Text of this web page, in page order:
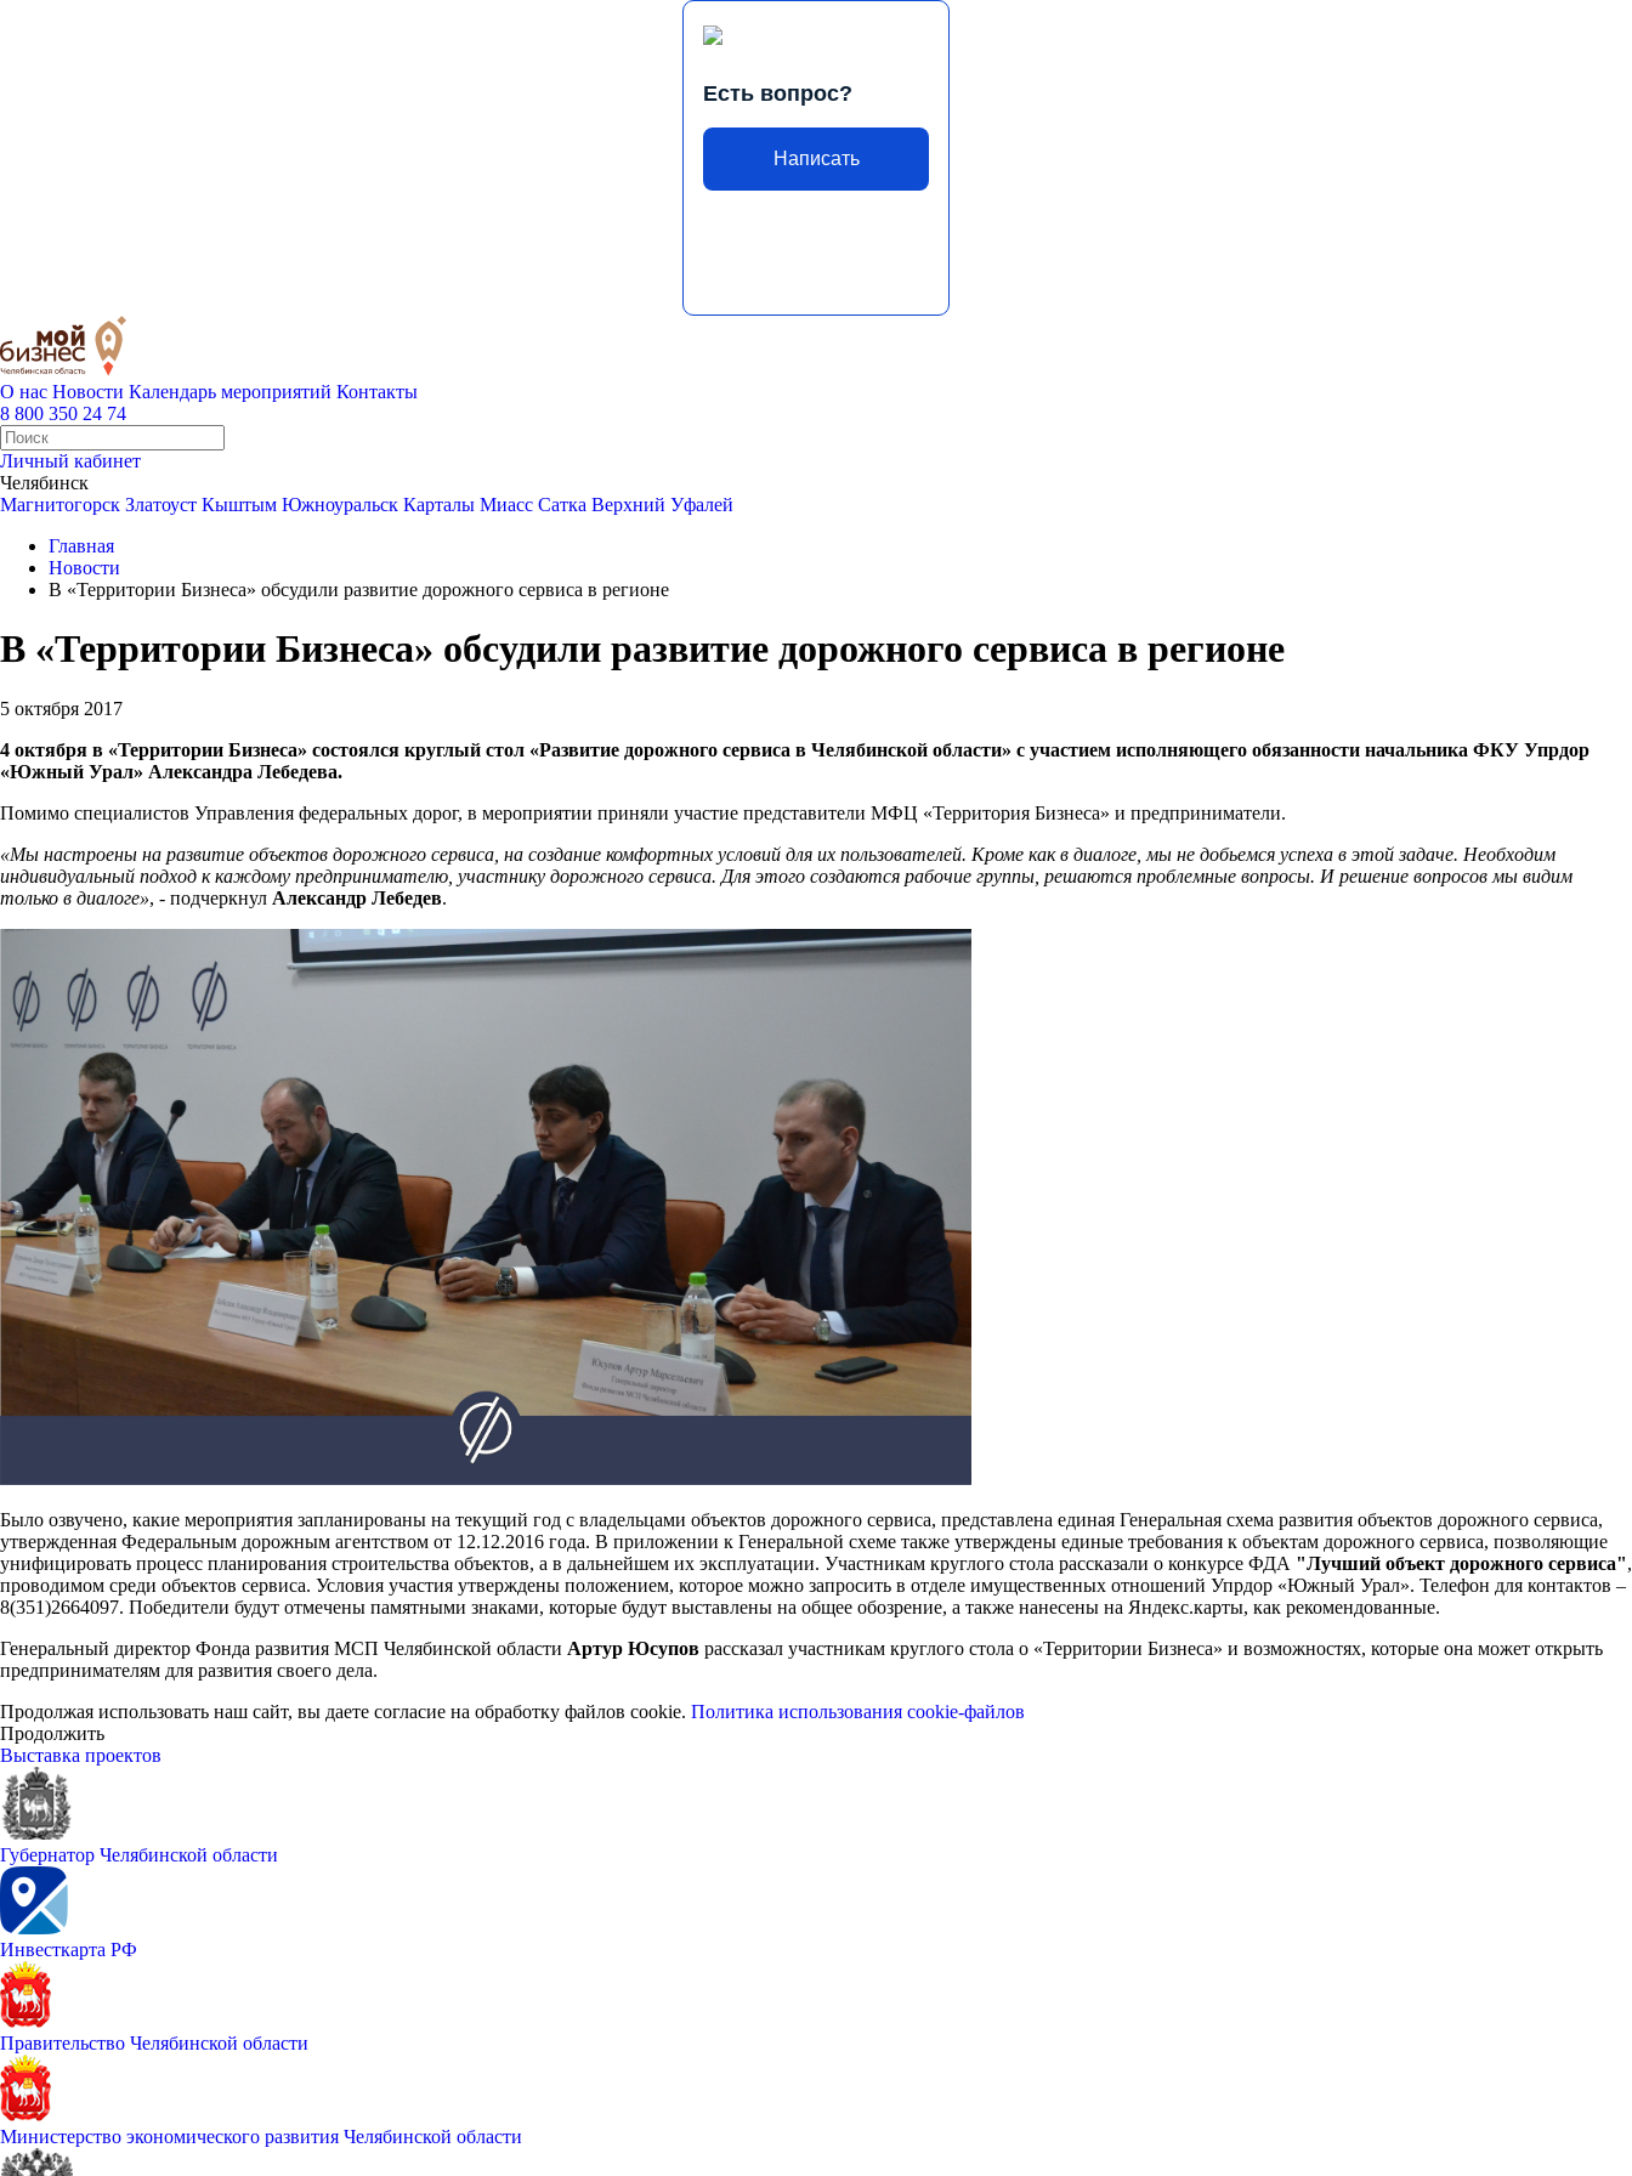
Есть вопрос?
Написать
О нас Новости Календарь мероприятий Контакты
8 800 350 24 74
Личный кабинет
Челябинск
Магнитогорск Златоуст Кыштым Южноуральск Карталы Миасс Сатка Верхний Уфалей
Главная
Новости
В «Территории Бизнеса» обсудили развитие дорожного сервиса в регионе
В «Территории Бизнеса» обсудили развитие дорожного сервиса в регионе
5 октября 2017
4 октября в «Территории Бизнеса» состоялся круглый стол «Развитие дорожного сервиса в Челябинской области» с участием исполняющего обязанности начальника ФКУ Упрдор
«Южный Урал» Александра Лебедева.
Помимо специалистов Управления федеральных дорог, в мероприятии приняли участие представители МФЦ «Территория Бизнеса» и предприниматели.
«Мы настроены на развитие объектов дорожного сервиса, на создание комфортных условий для их пользователей. Кроме как в диалоге, мы не добьемся успеха в этой задаче. Необходим
индивидуальный подход к каждому предпринимателю, участнику дорожного сервиса. Для этого создаются рабочие группы, решаются проблемные вопросы. И решение вопросов мы видим
только в диалоге», - подчеркнул Александр Лебедев.
Было озвучено, какие мероприятия запланированы на текущий год с владельцами объектов дорожного сервиса, представлена единая Генеральная схема развития объектов дорожного сервиса,
утвержденная Федеральным дорожным агентством от 12.12.2016 года. В приложении к Генеральной схеме также утверждены единые требования к объектам дорожного сервиса, позволяющие
унифицировать процесс планирования строительства объектов, а в дальнейшем их эксплуатации. Участникам круглого стола рассказали о конкурсе ФДА "Лучший объект дорожного сервиса",
проводимом среди объектов сервиса. Условия участия утверждены положением, которое можно запросить в отделе имущественных отношений Упрдор «Южный Урал». Телефон для контактов –
8(351)2664097. Победители будут отмечены памятными знаками, которые будут выставлены на общее обозрение, а также нанесены на Яндекс.карты, как рекомендованные.
Генеральный директор Фонда развития МСП Челябинской области Артур Юсупов рассказал участникам круглого стола о «Территории Бизнеса» и возможностях, которые она может открыть
предпринимателям для развития своего дела.
Продолжая использовать наш сайт, вы даете согласие на обработку файлов cookie. Политика использования cookie-файлов
Продолжить
Выставка проектов
Губернатор Челябинской области
Инвесткарта РФ
Правительство Челябинской области
Министерство экономического развития Челябинской области